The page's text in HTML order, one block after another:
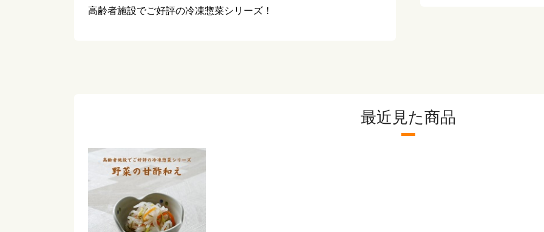
高齢者施設でご好評の冷凍惣菜シリーズ！
※出荷場所が異なる商
ます。別途送料が加
最近見た商品